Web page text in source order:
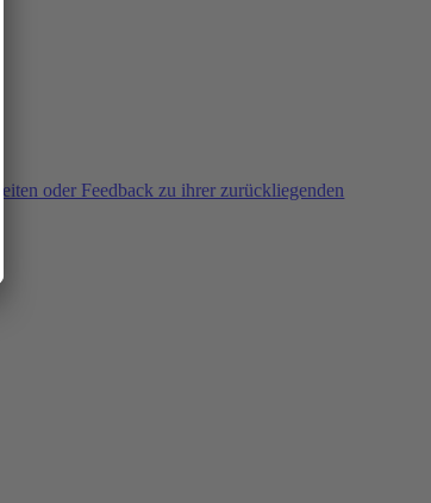
oder Feedback zu ihrer zurückliegenden